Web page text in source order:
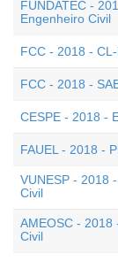
FUNDATEC -
Engenheiro Civil
FCC - 2018 -
FCC - 2018 -
CESPE - 2018 -
FAUEL - 2018 -
VUNESP - 2018
Civil
AMEOSC - 2018
Civil